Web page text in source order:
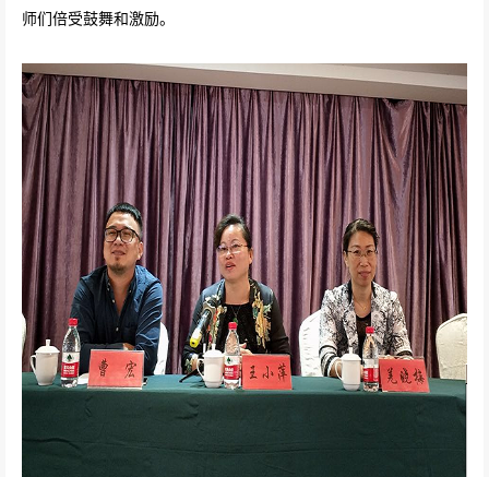
师们倍受鼓舞和激励。